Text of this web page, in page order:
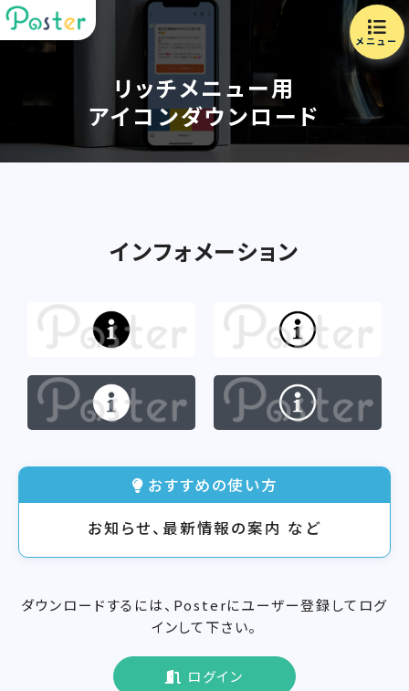
メニュー
リッチメニュー用
アイコンダウンロード
インフォメーション
おすすめの使い方
お知らせ、最新情報の案内 など
ダウンロードするには、Posterにユーザー登録してログ
インして下さい。
ログイン